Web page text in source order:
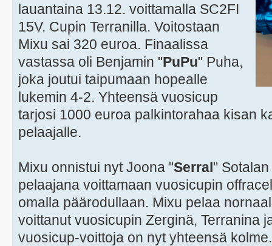
lauantaina 13.12. voittamalla SC2FI
15V. Cupin Terranilla. Voitostaan
Mixu sai 320 euroa. Finaalissa
vastassa oli Benjamin "PuPu" Puha,
joka joutui taipumaan hopealle
lukemin 4-2. Yhteensä vuosicup
tarjosi 1000 euroa palkintorahaa kisan
pelaajalle.
Mixu onnistui nyt Joona "Serral"
pelaajana voittamaan vuosicupin
omalla päärodullaan. Mixu pelaa
voittanut vuosicupin Zerginä, Terranina
vuosicup-voittoja on nyt yhteensä kolme.